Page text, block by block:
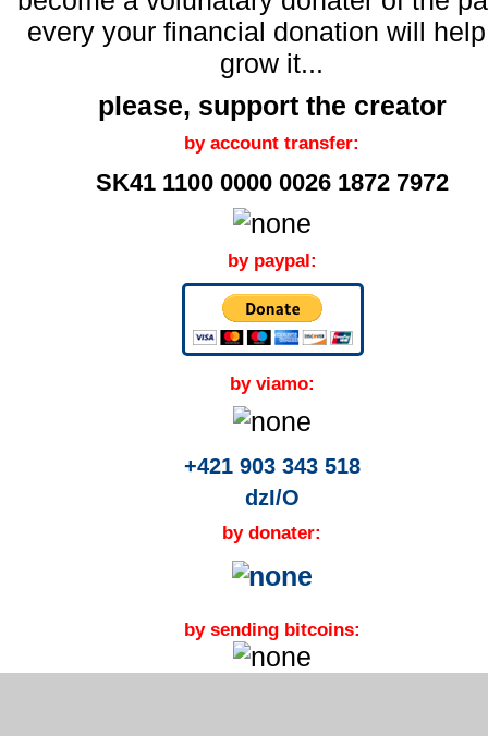
every your financial donation will
grow it...
please, support the creator
by account transfer:
SK41 1100 0000 0026 1872 7972
by paypal:
by viamo:
+421 903 343 518
dzI/O
by donater:
by sending bitcoins: